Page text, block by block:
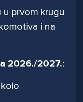
u prvom krugu
i na
2026./2027.: